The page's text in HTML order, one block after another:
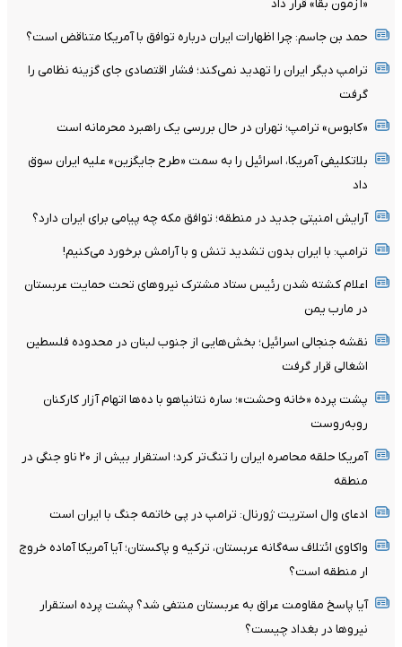
«آزمون بقا» قرار داد
حمد بن جاسم: چرا اظهارات ایران درباره توافق با آمریکا متناقض است؟
ترامپ دیگر ایران را تهدید نمی‌کند؛ فشار اقتصادی جای گزینه نظامی را
گرفت
«کابوس» ترامپ؛ تهران در حال بررسی یک راهبرد محرمانه است
بلاتکلیفی آمریکا، اسرائیل را به سمت «طرح جایگزین» علیه ایران سوق
داد
آرایش امنیتی جدید در منطقه؛ توافق مکه چه پیامی برای ایران دارد؟
ترامپ: با ایران بدون تشدید تنش و با آرامش برخورد می‌کنیم!
اعلام کشته شدن رئیس ستاد مشترک نیروهای تحت حمایت عربستان
در مارب یمن
نقشه جنجالی اسرائیل؛ بخش‌هایی از جنوب لبنان در محدوده فلسطین
اشغالی قرار گرفت
پشت پرده «خانه وحشت»؛ ساره نتانیاهو با ده‌ها اتهام آزار کارکنان
روبه‌روست
آمریکا حلقه محاصره ایران را تنگ‌تر کرد؛ استقرار بیش از ۲۰ ناو جنگی در
منطقه
ادعای وال استریت ژورنال: ترامپ در پی خاتمه جنگ با ایران است
واکاوی ائتلاف سه‌گانه عربستان، ترکیه و پاکستان؛ آیا آمریکا آماده خروج
ار منطقه است؟
آیا پاسخ مقاومت عراق به عربستان منتفی شد؟ پشت پرده استقرار
نیروها در بغداد چیست؟